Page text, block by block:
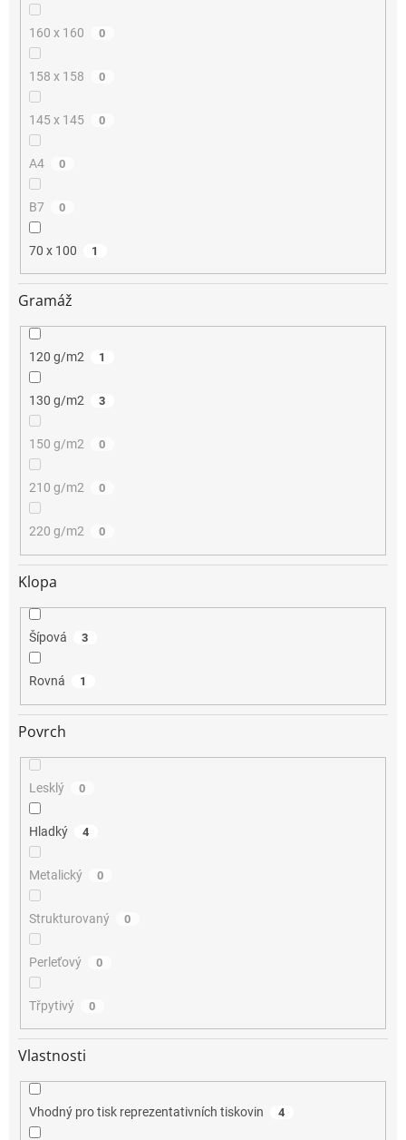
160 x 160 0
158 x 158 0
145 x 145 0
A4 0
B7 0
70 x 100 1
Gramáž
120 g/m2 1
130 g/m2 3
150 g/m2 0
210 g/m2 0
220 g/m2 0
Klopa
Šípová 3
Rovná 1
Povrch
Lesklý 0
Hladký 4
Metalický 0
Strukturovaný 0
Perleťový 0
Třpytivý 0
Vlastnosti
Vhodný pro tisk reprezentativních tiskovin 4